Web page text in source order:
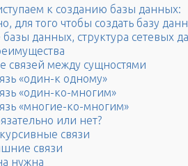
к созданию базы данных:
для того чтобы создать базу
данных, структура сетевых
связей между сущностями
«один-к одному»
«один-ко-многим»
«многие-ко-многим»
или нет?
связи
связи
нужна